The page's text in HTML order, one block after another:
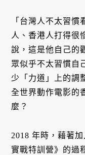
「台灣人不太習
人、香港人打得很
說，這是他自己的
眾似乎不太習慣自
少「力道」上的調
全世界動作電影的
麼？
2018 年時，藉著
實戰特訓營》的過